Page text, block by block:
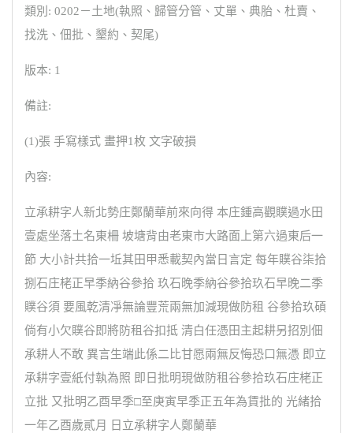
類別: 0202－土地(執照、歸管分管、丈單、典胎、杜賣、
找洗、佃批、墾約、契尾)
版本: 1
備註:
(1)張 手寫樣式 畫押1枚 文字破損
內容:
立承耕字人新北勢庄鄭蘭華前來向得 本庄鍾高觀贌過水田
壹處坐落土名東柵 坡塘背由老東市大路面上第六過東后一
節 大小計共拾一坵其田甲悉載契內當日言定 每年贌谷柒拾
捌石庄栳正早季納谷參拾 玖石晚季納谷參拾玖石早晚二季
贌谷須 要風乾清凈無論豐荒兩無加減現做防租 谷參拾玖碩
倘有小欠贌谷即將防租谷扣抵 清白任憑田主起耕另招別佃
承耕人不敢 異言生端此係二比甘愿兩無反悔恐口無憑 即立
承耕字壹紙付執為照 即日批明現做防租谷參拾玖石庄栳正
立批 又批明乙酉早季□至庚寅早季正五年為賃批的 光緒拾
一年乙酉歲貳月 日立承耕字人鄭蘭華